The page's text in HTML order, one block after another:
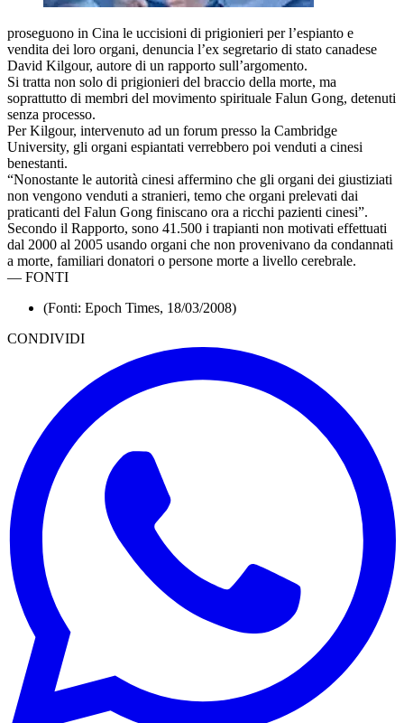
proseguono in Cina le uccisioni di prigionieri per l’espianto e
vendita dei loro organi, denuncia l’ex segretario di stato canadese
David Kilgour, autore di un rapporto sull’argomento.
Si tratta non solo di prigionieri del braccio della morte, ma
soprattutto di membri del movimento spirituale Falun Gong, detenuti
senza processo.
Per Kilgour, intervenuto ad un forum presso la Cambridge
University, gli organi espiantati verrebbero poi venduti a cinesi
benestanti.
“Nonostante le autorità cinesi affermino che gli organi dei giustiziati
non vengono venduti a stranieri, temo che organi prelevati dai
praticanti del Falun Gong finiscano ora a ricchi pazienti cinesi”.
Secondo il Rapporto, sono 41.500 i trapianti non motivati effettuati
dal 2000 al 2005 usando organi che non provenivano da condannati
a morte, familiari donatori o persone morte a livello cerebrale.
— FONTI
(Fonti: Epoch Times, 18/03/2008)
CONDIVIDI